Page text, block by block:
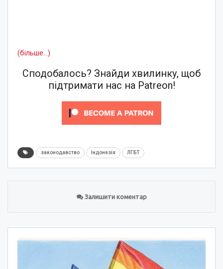
(більше…)
Сподобалось? Знайди хвилинку, щоб
підтримати нас на Patreon!
законодавство Індонезія ЛГБТ
Залишити коментар